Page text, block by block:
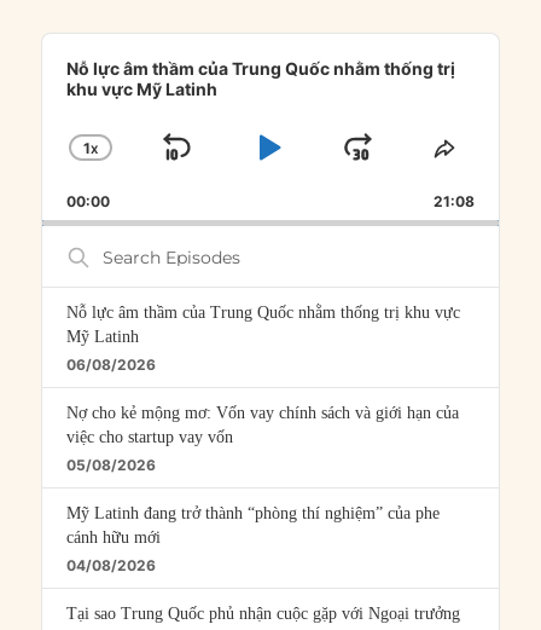
Audio
Player
Nỗ lực âm thầm của Trung Quốc nhằm thống trị
khu vực Mỹ Latinh
CHANGE
RATE
1X
SKIP
PLAYJUMP
FORWARD
SHARE
00:00 21:08
Search
Episodes
Nỗ lực âm thầm của Trung Quốc nhằm thống trị khu vực
Mỹ Latinh
06/08/2026
Nợ cho kẻ mộng mơ: Vốn vay chính sách và giới hạn của
việc cho startup vay vốn
05/08/2026
Mỹ Latinh đang trở thành “phòng thí nghiệm” của phe
cánh hữu mới
04/08/2026
Tại sao Trung Quốc phủ nhận cuộc gặp với Ngoại trưởng